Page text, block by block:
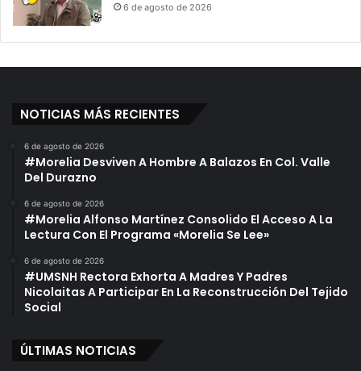
6 de agosto de 2026
NOTICIAS MÁS RECIENTES
6 de agosto de 2026
#Morelia Desviven A Hombre A Balazos En Col. Valle
Del Durazno
6 de agosto de 2026
#Morelia Alfonso Martínez Consolido El Acceso A La
Lectura Con El Programa «Morelia Se Lee»
6 de agosto de 2026
#UMSNH Rectora Exhorta A Madres Y Padres
Nicolaitas A Participar En La Reconstrucción Del Tejido
Social
ÚLTIMAS NOTICIAS